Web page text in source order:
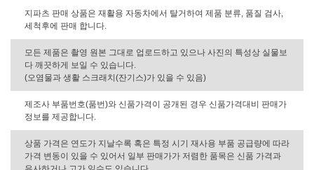
지파츠 판매 상품은 재활용 자동차에서 탈거하여 제품 분류, 품질 검사,
세척후에 판매 합니다.
모든 제품은 촬영 원본 그대로 업로드하고 있으나 사진의 특성상 실물보
다 깨끗하게 보일 수 있습니다.
(오염물과 생활 스크래치(잔기스)가 있을 수 있음)
제조사 부품번호(품번)와 신품가격이 공개된 경우 신품가격대비 판매가
정보를 제공합니다.
상품 가격은 연도가 지날수록 혹은 특정 시기 재사용 부품 공급량에 따라
가격 변동이 있을 수 있어서 일부 판매가가 저렴한 품목은 신품 가격과